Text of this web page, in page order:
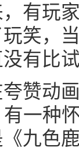
有玩
笑，
有比
赞动
一种
九色